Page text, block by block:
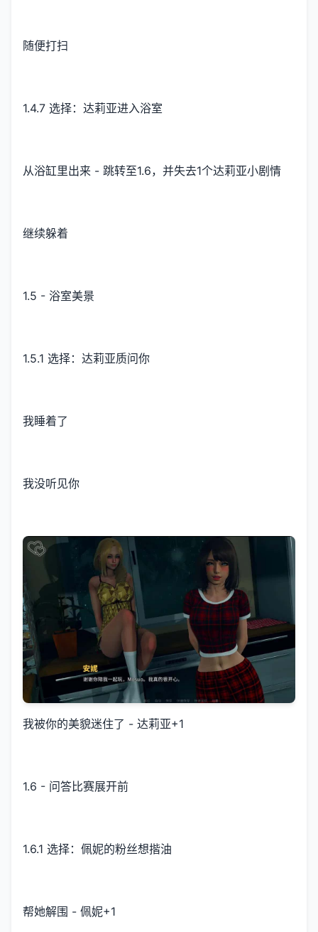
随便打扫
1.4.7 选择：达莉亚进入浴室
从浴缸里出来 - 跳转至1.6，并失去1个达莉亚小剧情
继续躲着
1.5 - 浴室美景
1.5.1 选择：达莉亚质问你
我睡着了
我没听见你
我被你的美貌迷住了 - 达莉亚+1
1.6 - 问答比赛展开前
1.6.1 选择：佩妮的粉丝想揩油
帮她解围 - 佩妮+1